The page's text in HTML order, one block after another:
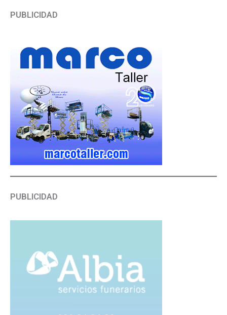
PUBLICIDAD
PUBLICIDAD